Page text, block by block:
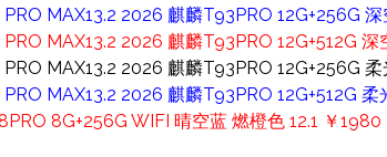
MAX13.2 2026 麒麟T93PRO 12G+256G
MAX13.2 2026 麒麟T93PRO 12G+512G
PRO MAX13.2 2026 麒麟T93PRO 12G+256G
PRO MAX13.2 2026 麒麟T93PRO 12G+512G
8G+256G WIFI 晴空蓝 燃橙色 12.1 ￥1980